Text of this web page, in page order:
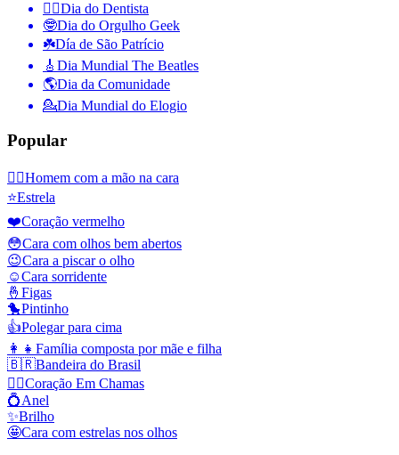
👨‍⚕️Dia do Dentista
🤓Dia do Orgulho Geek
☘️Día de São Patrício
🎸 Dia Mundial The Beatles
🌎Dia da Comunidade
💁Dia Mundial do Elogio
Popular
🤦‍♂️Homem com a mão na cara
⭐Estrela
❤️Coração vermelho
😳Cara com olhos bem abertos
😉Cara a piscar o olho
☺️Cara sorridente
🤞 Figas
🐤Pintinho
👍Polegar para cima
👩‍👧 Família composta por mãe e filha
🇧🇷Bandeira do Brasil
❤️‍🔥Coração Em Chamas
💍Anel
✨Brilho
🤩Cara com estrelas nos olhos